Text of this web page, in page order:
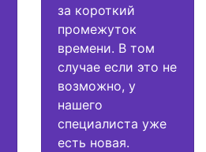
за короткий
промежуток
времени. В том
случае если это не
возможно, у
нашего
специалиста уже
есть новая.